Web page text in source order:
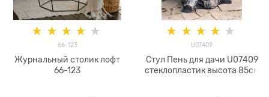
66-123
Журнальный столик лофт
66-123
U07409
Стул Пень для дачи U07409
стеклопластик высота 85см